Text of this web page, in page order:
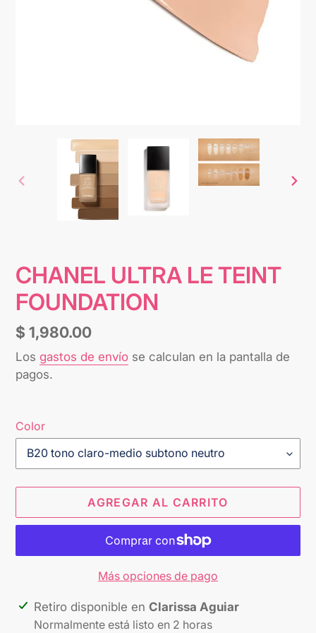
ANTERIOR
DIAPOSITIVA
CHANEL ULTRA LE TEINT
FOUNDATION
Precio
habitual
$ 1,980.00
Los gastos de envío se calculan en la pantalla de
pagos.
Color
AGREGAR AL CARRITO
Más opciones de pago
Agregando
Retiro disponible en Clarissa Aguiar
Normalmente está listo en 2 horas